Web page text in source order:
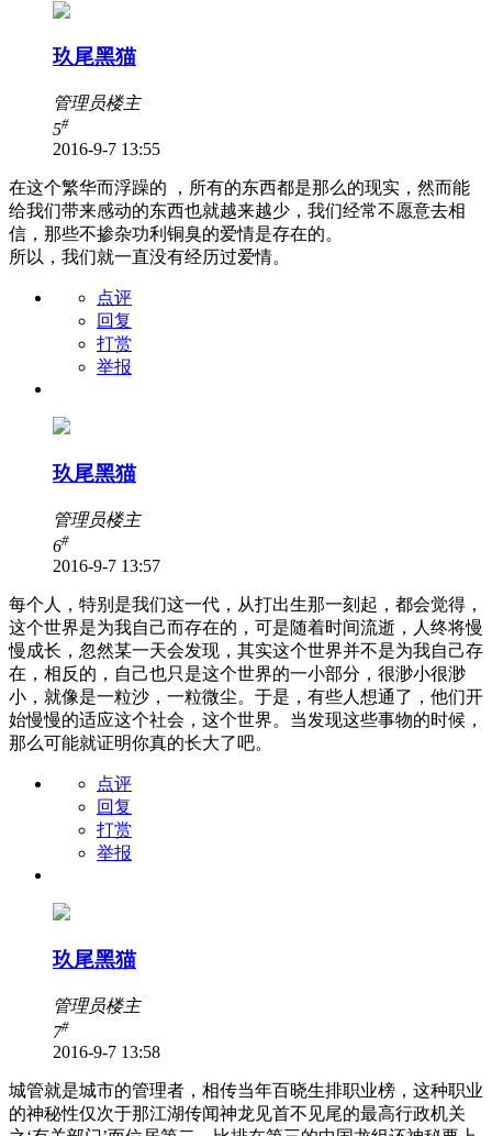
玖尾黑猫
管理员楼主
5#
2016-9-7 13:55
在这个繁华而浮躁的 ，所有的东西都是那么的现实，然而能
给我们带来感动的东西也就越来越少，我们经常不愿意去相
信，那些不掺杂功利铜臭的爱情是存在的。
所以，我们就一直没有经历过爱情。
点评
回复
打赏
举报
玖尾黑猫
管理员楼主
6#
2016-9-7 13:57
每个人，特别是我们这一代，从打出生那一刻起，都会觉得，
这个世界是为我自己而存在的，可是随着时间流逝，人终将慢
慢成长，忽然某一天会发现，其实这个世界并不是为我自己存
在，相反的，自己也只是这个世界的一小部分，很渺小很渺
小，就像是一粒沙，一粒微尘。于是，有些人想通了，他们开
始慢慢的适应这个社会，这个世界。当发现这些事物的时候，
那么可能就证明你真的长大了吧。
点评
回复
打赏
举报
玖尾黑猫
管理员楼主
7#
2016-9-7 13:58
城管就是城市的管理者，相传当年百晓生排职业榜，这种职业
的神秘性仅次于那江湖传闻神龙见首不见尾的最高行政机关